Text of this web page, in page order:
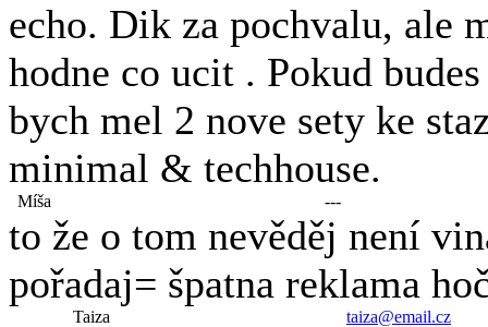
echo. Dik za pochvalu, ale
hodne co ucit . Pokud
bych mel 2 nove sety ke
minimal & techhouse.
Míša ---
to že o tom nevěděj není
pořadaj= špatna reklama
Taiza taiza@email.cz